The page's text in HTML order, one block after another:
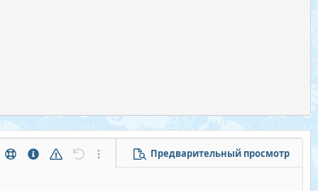
ПомощьИнформация
Предупреждение
ОтменитьДополнительные параметры...
Предварительный просмотр